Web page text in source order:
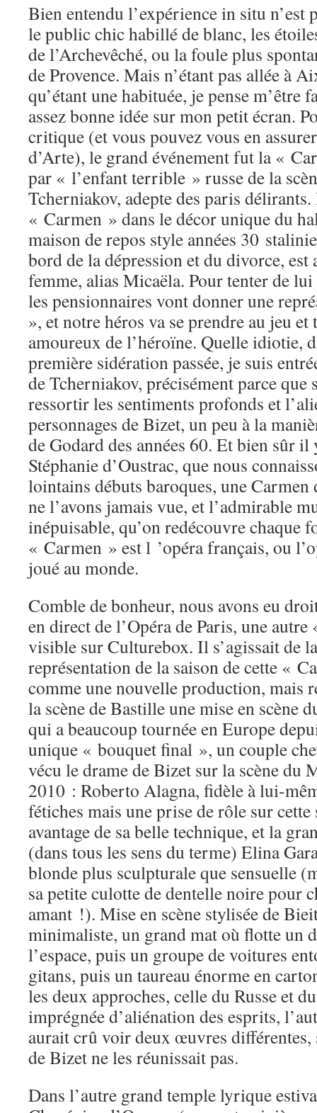
Bien entendu l’expérience in situ n’est
le public chic habillé de blanc, les
de l’Archevêché, ou la foule plus
de Provence. Mais n’étant pas allée à
qu’étant une habituée, je pense m’être
assez bonne idée sur mon petit écran.
critique (et vous pouvez vous en
d’Arte), le grand événement fut la «
par « l’enfant terrible » russe de la
Tcherniakov, adepte des paris
« Carmen » dans le décor unique du
maison de repos style années 30
bord de la dépression et du divorce, est
femme, alias Micaëla. Pour tenter de
les pensionnaires vont donner une
», et notre héros va se prendre au jeu
amoureux de l’héroïne. Quelle idiotie,
première sidération passée, je suis
de Tcherniakov, précisément parce que
ressortir les sentiments profonds et
personnages de Bizet, un peu à la
de Godard des années 60. Et bien sûr il
Stéphanie d’Oustrac, que nous
lointains débuts baroques, une Carmen
ne l’avons jamais vue, et l’admirable
inépuisable, qu’on redécouvre chaque
« Carmen » est l ’opéra français, ou
joué au monde.
Comble de bonheur, nous avons eu
en direct de l’Opéra de Paris, une
visible sur Culturebox. Il s’agissait de
représentation de la saison de cette «
comme une nouvelle production, mais
la scène de Bastille une mise en scène
qui a beaucoup tournée en Europe
unique « bouquet final », un couple
vécu le drame de Bizet sur la scène du
2010 : Roberto Alagna, fidèle à lui-
fétiches mais une prise de rôle sur cette
avantage de sa belle technique, et la
(dans tous les sens du terme) Elina
blonde plus sculpturale que sensuelle
sa petite culotte de dentelle noire pour
amant !). Mise en scène stylisée de
minimaliste, un grand mat où flotte un
l’espace, puis un groupe de voitures
gitans, puis un taureau énorme en
les deux approches, celle du Russe et
imprégnée d’aliénation des esprits,
aurait crû voir deux œuvres différentes,
de Bizet ne les réunissait pas.
Dans l’autre grand temple lyrique